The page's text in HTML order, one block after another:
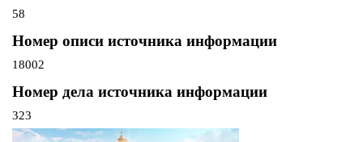
58
Номер описи источника информации
18002
Номер дела источника информации
323